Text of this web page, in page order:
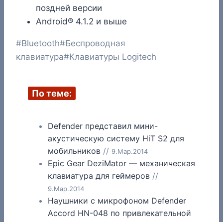
поздней версии
Android® 4.1.2 и выше
Метки
записи:
#Bluetooth#Беспроводная
клавиатура#Клавиатуры Logitech
По теме:
Defender представил мини-
акустическую систему HiT S2 для
мобильников // 9.Мар.2014
Epic Gear DeziMator — механическая
клавиатура для геймеров //
9.Мар.2014
Наушники с микрофоном Defender
Accord HN-048 по привлекательной